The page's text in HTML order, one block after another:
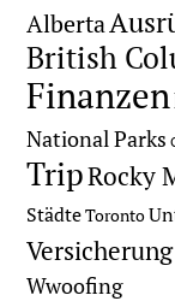
Alberta
British
Finanzen
National Parks
TripRocky
StädteToronto
Versicherung
Wwoofing